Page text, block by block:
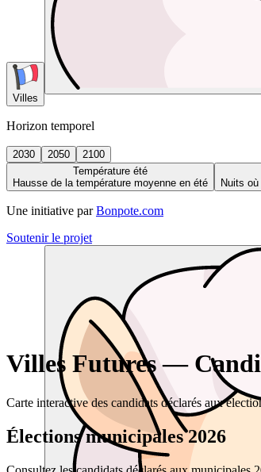
Villes
Horizon temporel
2030 2050
2100
Température été
Hausse de la température moyenne en été
Nuits
Une initiative par Bonpote.com
Soutenir le projet
Villes Futures —
Carte interactive des candidats déclarés aux
Élections municipales 2026